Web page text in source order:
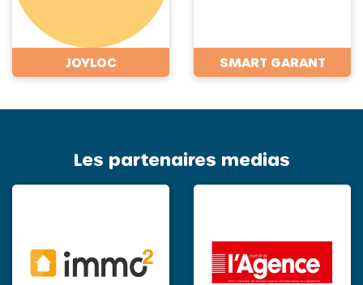
JOYLOC SMART GARANT
Les partenaires medias